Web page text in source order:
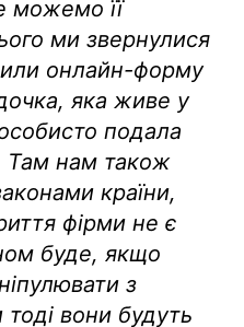
можемо її
ми звернулися
онлайн-форму
яка живе у
подала
Там нам також
країни,
фірми не є
буде, якщо
з
тоді вони будуть